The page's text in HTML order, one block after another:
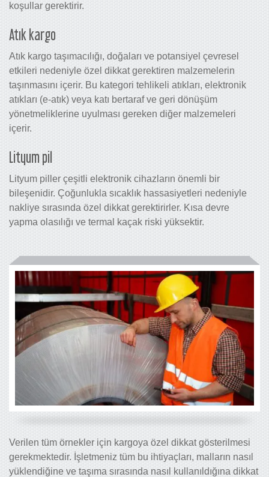
koşullar gerektirir.
Atık kargo
Atık kargo taşımacılığı, doğaları ve potansiyel çevresel
etkileri nedeniyle özel dikkat gerektiren malzemelerin
taşınmasını içerir. Bu kategori tehlikeli atıkları, elektronik
atıkları (e-atık) veya katı bertaraf ve geri dönüşüm
yönetmeliklerine uyulması gereken diğer malzemeleri
içerir.
Lityum pil
Lityum piller çeşitli elektronik cihazların önemli bir
bileşenidir. Çoğunlukla sıcaklık hassasiyetleri nedeniyle
nakliye sırasında özel dikkat gerektirirler. Kısa devre
yapma olasılığı ve termal kaçak riski yüksektir.
Verilen tüm örnekler için kargoya özel dikkat gösterilmesi
gerekmektedir. İşletmeniz tüm bu ihtiyaçları, malların nasıl
yüklendiğine ve taşıma sırasında nasıl kullanıldığına dikkat